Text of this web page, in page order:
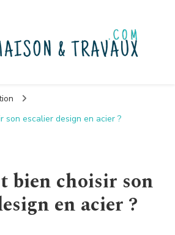
son escalier design en acier ?
bien choisir son
en acier ?